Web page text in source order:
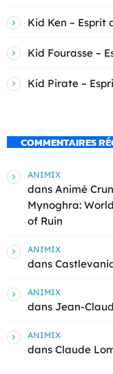
Kid Ken – Esprit
Kid Fourasse –
Kid Pirate –
COMMENTAIRES
ANIMIX
dans Animé
Mynoghra:
of Ruin
ANIMIX
dans
ANIMIX
dans Jean-
ANIMIX
dans Claude